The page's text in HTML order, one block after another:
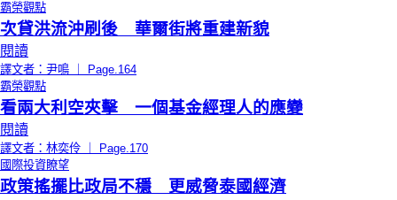
霸榮觀點
次貸洪流沖刷後 華爾街將重建新貌
閱讀
譯文者：尹鳴 ｜ Page.164
霸榮觀點
看兩大利空夾擊 一個基金經理人的應變
閱讀
譯文者：林奕伶 ｜ Page.170
國際投資瞭望
政策搖擺比政局不穩 更威脅泰國經濟